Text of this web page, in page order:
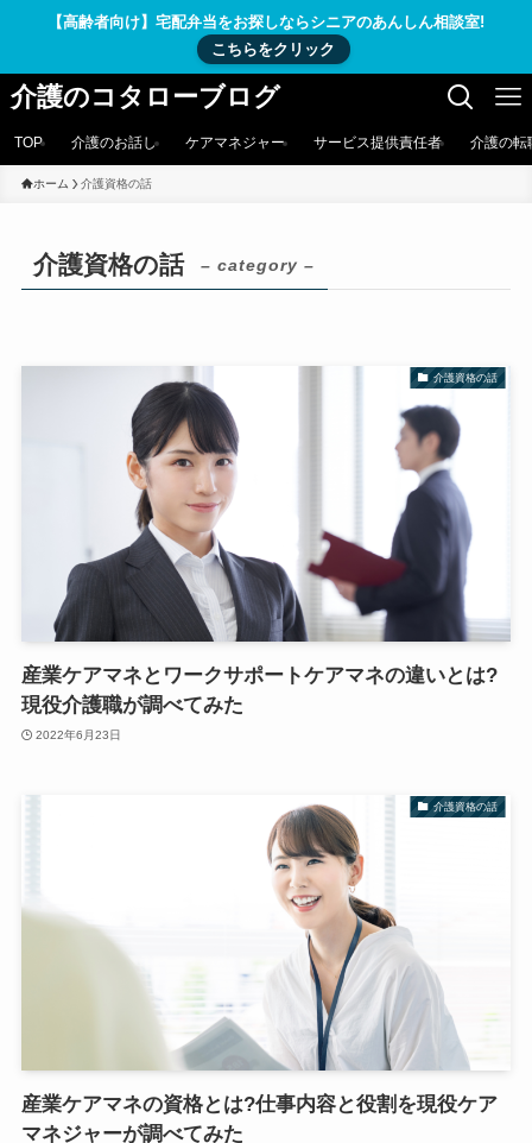
【高齢者向け】宅配弁当をお探しならシニアのあんしん相談室!
こちらをクリック
介護のコタローブログ
TOP 介護のお話し ケアマネジャー サービス提供責任者 介護の転
ホーム 介護資格の話
介護資格の話 – category –
介護資格の話
産業ケアマネとワークサポートケアマネの違いとは?
現役介護職が調べてみた
2022年6月23日
介護資格の話
産業ケアマネの資格とは?仕事内容と役割を現役ケア
マネジャーが調べてみた